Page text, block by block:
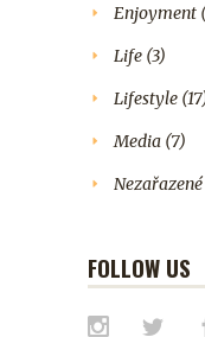
Enjoyment
Life (3)
Lifestyle
Media (7)
Nezařazené
FOLLOW US